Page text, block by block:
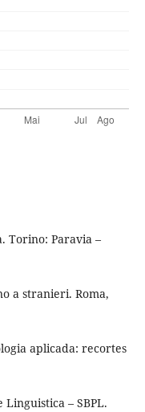
Torino: Paravia –
a stranieri. Roma,
aplicada: recortes
– SBPL.